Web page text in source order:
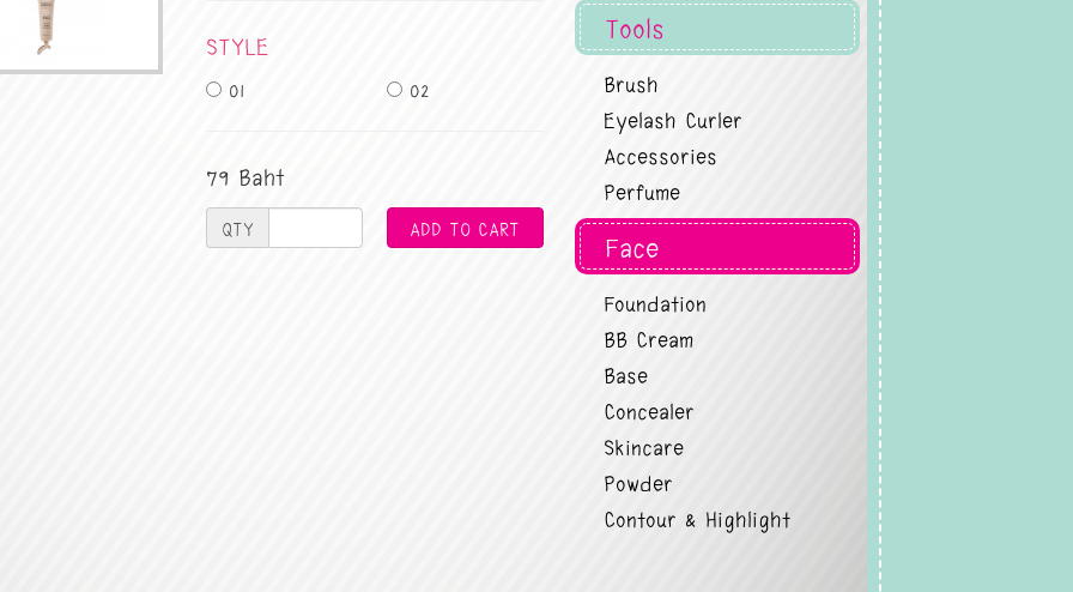
STYLE
01 02
79 Baht
QTY ADD TO CART
Tools
Brush
Eyelash Curler
Accessories
Perfume
Face
Foundation
BB Cream
Base
Concealer
Skincare
Powder
Contour & Highlight